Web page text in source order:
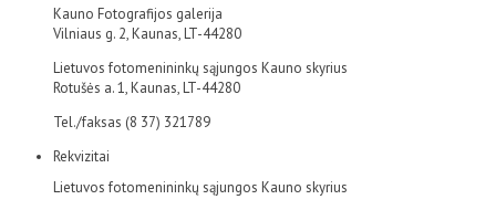
Kauno Fotografijos galerija
Vilniaus g. 2, Kaunas, LT-44280
Lietuvos fotomenininkų sąjungos Kauno skyrius
Rotušės a. 1, Kaunas, LT-44280
Tel./faksas (8 37) 321789
Rekvizitai
Lietuvos fotomenininkų sąjungos Kauno skyrius